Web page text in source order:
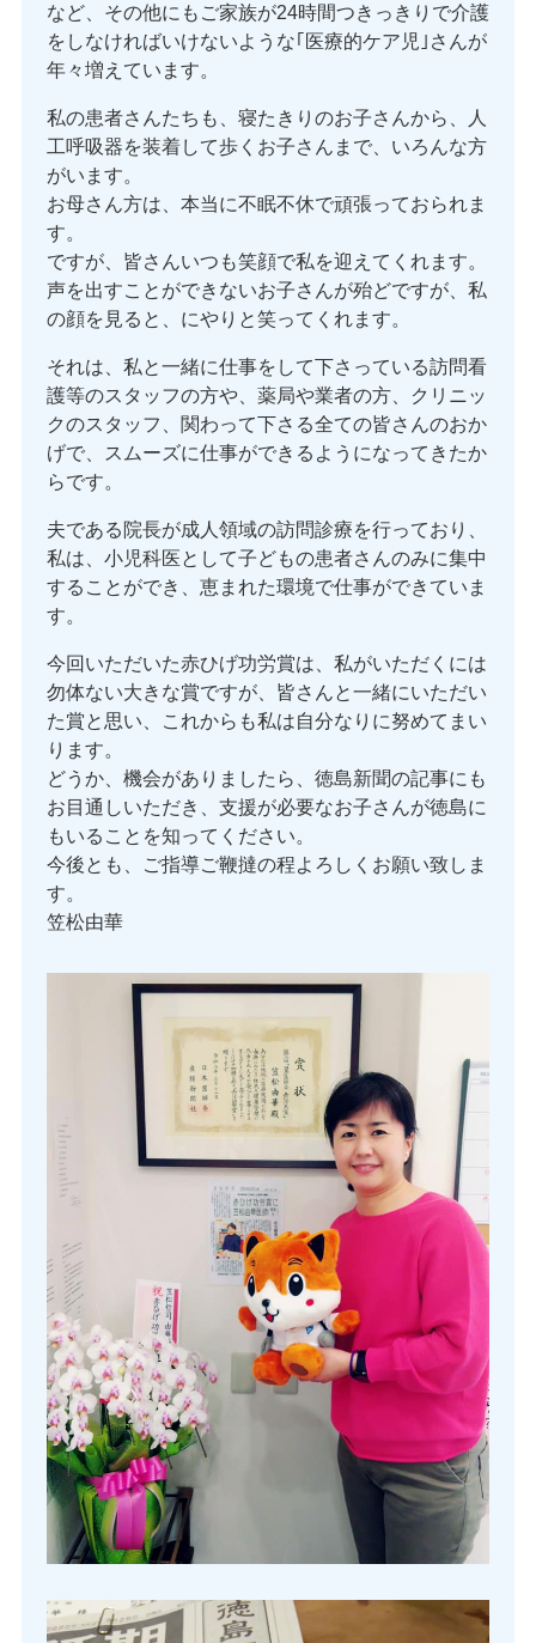
など、その他にもご家族が24時間つきっきりで介護
をしなければいけないような｢医療的ケア児｣さんが
年々増えています。
私の患者さんたちも、寝たきりのお子さんから、人
工呼吸器を装着して歩くお子さんまで、いろんな方
がいます。
お母さん方は、本当に不眠不休で頑張っておられま
す。
ですが、皆さんいつも笑顔で私を迎えてくれます。
声を出すことができないお子さんが殆どですが、私
の顔を見ると、にやりと笑ってくれます。
それは、私と一緒に仕事をして下さっている訪問看
護等のスタッフの方や、薬局や業者の方、クリニッ
クのスタッフ、関わって下さる全ての皆さんのおか
げで、スムーズに仕事ができるようになってきたか
らです。
夫である院長が成人領域の訪問診療を行っており、
私は、小児科医として子どもの患者さんのみに集中
することができ、恵まれた環境で仕事ができていま
す。
今回いただいた赤ひげ功労賞は、私がいただくには
勿体ない大きな賞ですが、皆さんと一緒にいただい
た賞と思い、これからも私は自分なりに努めてまい
ります。
どうか、機会がありましたら、徳島新聞の記事にも
お目通しいただき、支援が必要なお子さんが徳島に
もいることを知ってください。
今後とも、ご指導ご鞭撻の程よろしくお願い致しま
す。
笠松由華